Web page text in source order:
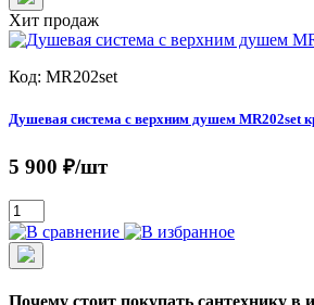
Хит продаж
Код: MR202set
Душевая система с верхним душем MR202set
5 900 ₽/шт